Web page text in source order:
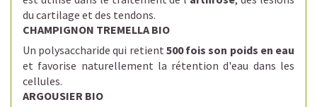
du cartilage et des tendons.
CHAMPIGNON TREMELLA BIO
Un polysaccharide qui retient 500 fois son poids en eau
et favorise naturellement la rétention d'eau dans les
cellules.
ARGOUSIER BIO